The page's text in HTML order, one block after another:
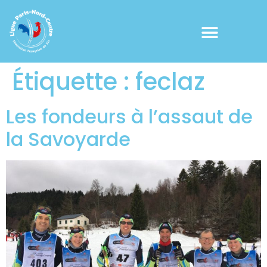
Étiquette : feclaz
Les fondeurs à l’assaut de
la Savoyarde